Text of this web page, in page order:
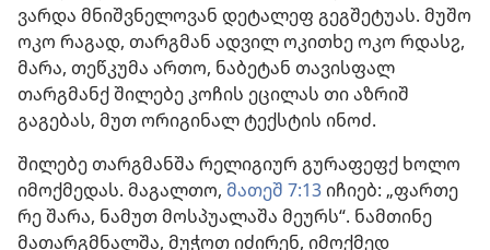
ვარდა მნიშვნელოვან დეტალეფ გეგშეტუას. მუშო
ოკო რაგად, თარგმან ადვილ ოკითხე ოკო რდასჷ,
მარა, თეწკუმა ართო, ნაბეტან თავისფალ
თარგმანქ შილებე კოჩის ეცილას თი აზრიშ
გაგებას, მუთ ორიგინალ ტექსტის ინოძ.
შილებე თარგმანშა რელიგიურ გურაფეფქ ხოლო
იმოქმედას. მაგალთო, მათეშ 7:13 იჩიებ: „ფართე
რე შარა, ნამუთ მოსპუალაშა მეურს“. ნამთინე
მათარგმნალშა, მუჭოთ იძირენ, იმოქმედ